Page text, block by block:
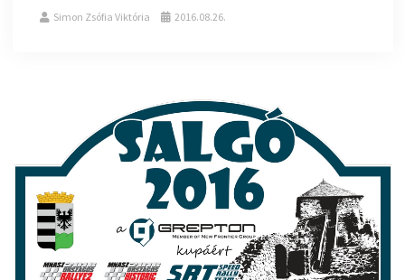
Simon Zsófia Viktória 2016.08.26.